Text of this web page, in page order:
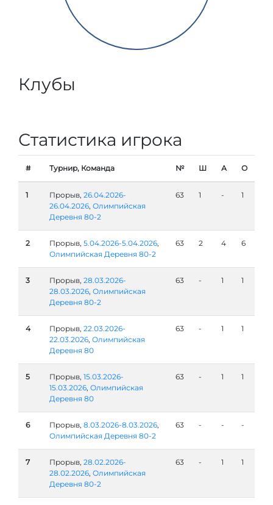
Клубы
Статистика игрока
# Турнир, Команда № Ш А О
1 Прорыв, 26.04.2026-
26.04.2026, Олимпийская
Деревня 80-2
63 1 - 1
2 Прорыв, 5.04.2026-5.04.2026,
Олимпийская Деревня 80-2
63 2 4 6
3 Прорыв, 28.03.2026-
28.03.2026, Олимпийская
Деревня 80-2
63 - 1 1
4 Прорыв, 22.03.2026-
22.03.2026, Олимпийская
Деревня 80
63 - 1 1
5 Прорыв, 15.03.2026-
15.03.2026, Олимпийская
Деревня 80
63 - 1 1
6 Прорыв, 8.03.2026-8.03.2026,
Олимпийская Деревня 80-2
63 - - -
7 Прорыв, 28.02.2026-
28.02.2026, Олимпийская
Деревня 80-2
63 - 1 1